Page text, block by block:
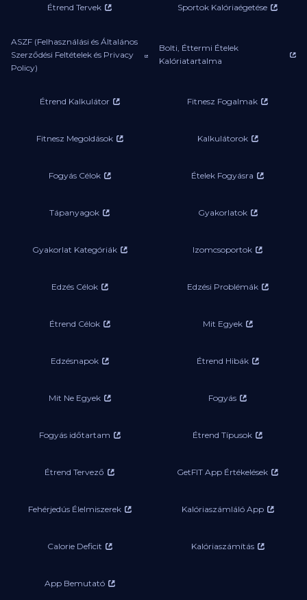
Étrend Tervek Sportok Kalóriaégetése
ASZF (Felhasználási és Általános
Szerződési Feltételek és Privacy
Policy)
Bolti, Éttermi Ételek
Kalóriatartalma
Étrend Kalkulátor Fitnesz Fogalmak
Fitnesz Megoldások Kalkulátorok
Fogyás Célok Ételek Fogyásra
Tápanyagok Gyakorlatok
Gyakorlat Kategóriák Izomcsoportok
Edzés Célok Edzési Problémák
Étrend Célok Mit Egyek
Edzésnapok Étrend Hibák
Mit Ne Egyek Fogyás
Fogyás időtartam Étrend Típusok
Étrend Tervező GetFIT App Értékelések
Fehérjedús Élelmiszerek Kalóriaszámláló App
Calorie Deficit Kalóriaszámítás
App Bemutató